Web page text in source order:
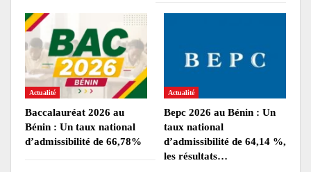
Actualité
Baccalauréat 2026 au
Bénin : Un taux national
d’admissibilité de 66,78%
Actualité
Bepc 2026 au Bénin : Un
taux national
d’admissibilité de 64,14 %,
les résultats…